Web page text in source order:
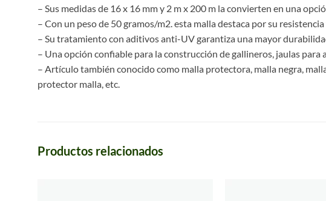
– Sus medidas de 16 x 16 mm y 2 m x 200 m la convierten en una
– Con un peso de 50 gramos/m2. esta malla destaca por su
– Su tratamiento con aditivos anti-UV garantiza una mayor
– Una opción confiable para la construcción de gallineros, jaulas
– Artículo también conocido como malla protectora, malla negra,
protector malla, etc.
Productos relacionados